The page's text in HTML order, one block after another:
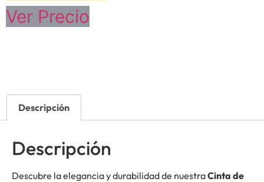
Ver Precio
Descripción
Descripción
Descubre la elegancia y durabilidad de nuestraCinta de